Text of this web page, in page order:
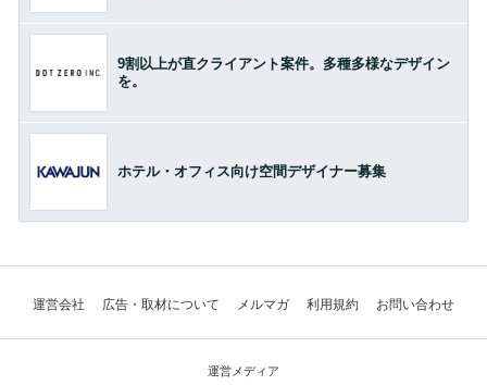
9割以上が直クライアント案件。多種多様なデザイン
を。
ホテル・オフィス向け空間デザイナー募集
運営会社 広告・取材について メルマガ 利用規約 お問い合わせ
運営メディア